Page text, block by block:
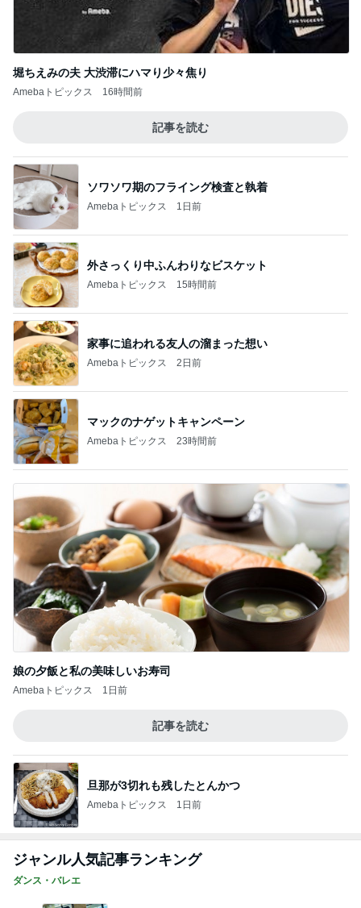
堀ちえみの夫 大渋滞にハマり少々焦り
Amebaトピックス 16時間前
記事を読む
ソワソワ期のフライング検査と執着
Amebaトピックス 1日前
外さっくり中ふんわりなビスケット
Amebaトピックス 15時間前
家事に追われる友人の溜まった想い
Amebaトピックス 2日前
マックのナゲットキャンペーン
Amebaトピックス 23時間前
娘の夕飯と私の美味しいお寿司
Amebaトピックス 1日前
記事を読む
旦那が3切れも残したとんかつ
Amebaトピックス 1日前
ジャンル人気記事ランキング
ダンス・バレエ